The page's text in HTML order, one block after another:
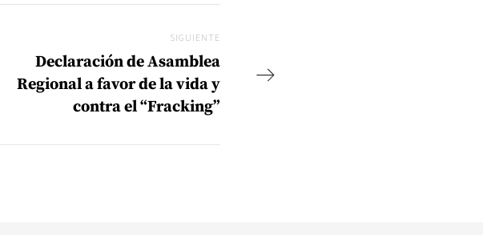
SIGUIENTE
Declaración de Asamblea
Regional a favor de la vida y
contra el “Fracking”